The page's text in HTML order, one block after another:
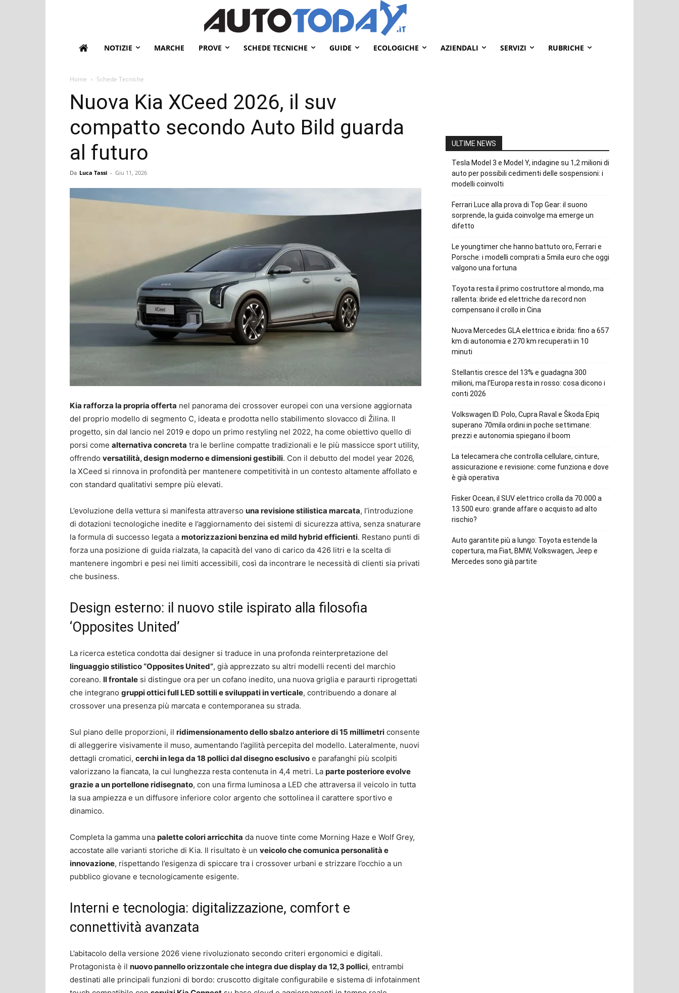
NOTIZIE MARCHE PROVE SCHEDE TECNICHE GUIDE ECOLOGICHE AZIENDALI SERVIZI RUBRICHE
Home Schede Tecniche
Nuova Kia XCeed 2026, il suv
compatto secondo Auto Bild guarda
al futuro
Da Luca Tassi - Giu 11, 2026
Kia rafforza la propria offerta nel panorama dei crossover europei con una versione aggiornata
del proprio modello di segmento C, ideata e prodotta nello stabilimento slovacco di Žilina. Il
progetto, sin dal lancio nel 2019 e dopo un primo restyling nel 2022, ha come obiettivo quello di
porsi come alternativa concreta tra le berline compatte tradizionali e le più massicce sport utility,
offrendo versatilità, design moderno e dimensioni gestibili. Con il debutto del model year 2026,
la XCeed si rinnova in profondità per mantenere competitività in un contesto altamente affollato e
con standard qualitativi sempre più elevati.
L’evoluzione della vettura si manifesta attraverso una revisione stilistica marcata, l’introduzione
di dotazioni tecnologiche inedite e l’aggiornamento dei sistemi di sicurezza attiva, senza snaturare
la formula di successo legata a motorizzazioni benzina ed mild hybrid efficienti. Restano punti di
forza una posizione di guida rialzata, la capacità del vano di carico da 426 litri e la scelta di
mantenere ingombri e pesi nei limiti accessibili, così da incontrare le necessità di clienti sia privati
che business.
Design esterno: il nuovo stile ispirato alla filosofia
‘Opposites United’
La ricerca estetica condotta dai designer si traduce in una profonda reinterpretazione del
linguaggio stilistico “Opposites United”, già apprezzato su altri modelli recenti del marchio
coreano. Il frontale si distingue ora per un cofano inedito, una nuova griglia e paraurti riprogettati
che integrano gruppi ottici full LED sottili e sviluppati in verticale, contribuendo a donare al
crossover una presenza più marcata e contemporanea su strada.
Sul piano delle proporzioni, il ridimensionamento dello sbalzo anteriore di 15 millimetri consente
di alleggerire visivamente il muso, aumentando l’agilità percepita del modello. Lateralmente, nuovi
dettagli cromatici, cerchi in lega da 18 pollici dal disegno esclusivo e parafanghi più scolpiti
valorizzano la fiancata, la cui lunghezza resta contenuta in 4,4 metri. La parte posteriore evolve
grazie a un portellone ridisegnato, con una firma luminosa a LED che attraversa il veicolo in tutta
la sua ampiezza e un diffusore inferiore color argento che sottolinea il carattere sportivo e
dinamico.
Completa la gamma una palette colori arricchita da nuove tinte come Morning Haze e Wolf Grey,
accostate alle varianti storiche di Kia. Il risultato è un veicolo che comunica personalità e
innovazione, rispettando l’esigenza di spiccare tra i crossover urbani e strizzare l’occhio a un
pubblico giovane e tecnologicamente esigente.
Interni e tecnologia: digitalizzazione, comfort e
connettività avanzata
L’abitacolo della versione 2026 viene rivoluzionato secondo criteri ergonomici e digitali.
Protagonista è il nuovo pannello orizzontale che integra due display da 12,3 pollici, entrambi
destinati alle principali funzioni di bordo: cruscotto digitale configurabile e sistema di infotainment
ULTIME NEWS
Tesla Model 3 e Model Y, indagine su 1,2 milioni di
auto per possibili cedimenti delle sospensioni: i
modelli coinvolti
Ferrari Luce alla prova di Top Gear: il suono
sorprende, la guida coinvolge ma emerge un
difetto
Le youngtimer che hanno battuto oro, Ferrari e
Porsche: i modelli comprati a 5mila euro che oggi
valgono una fortuna
Toyota resta il primo costruttore al mondo, ma
rallenta: ibride ed elettriche da record non
compensano il crollo in Cina
Nuova Mercedes GLA elettrica e ibrida: fino a 657
km di autonomia e 270 km recuperati in 10
minuti
Stellantis cresce del 13% e guadagna 300
milioni, ma l’Europa resta in rosso: cosa dicono i
conti 2026
Volkswagen ID. Polo, Cupra Raval e Škoda Epiq
superano 70mila ordini in poche settimane:
prezzi e autonomia spiegano il boom
La telecamera che controlla cellulare, cinture,
assicurazione e revisione: come funziona e dove
è già operativa
Fisker Ocean, il SUV elettrico crolla da 70.000 a
13.500 euro: grande affare o acquisto ad alto
rischio?
Auto garantite più a lungo: Toyota estende la
copertura, ma Fiat, BMW, Volkswagen, Jeep e
Mercedes sono già partite